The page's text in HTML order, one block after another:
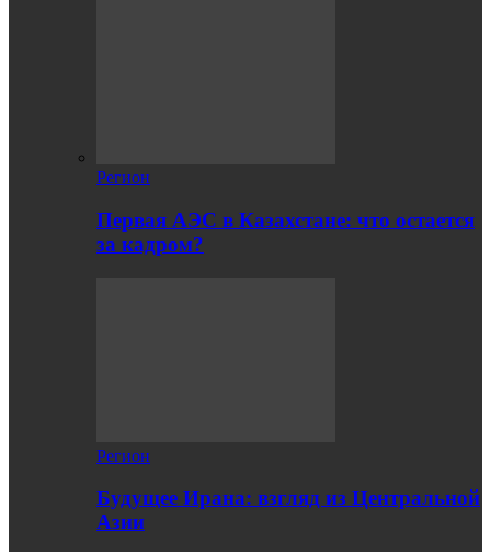
Регион
Первая АЭС в Казахстане: что остается
за кадром?
Регион
Будущее Ирана: взгляд из Центральной
Азии